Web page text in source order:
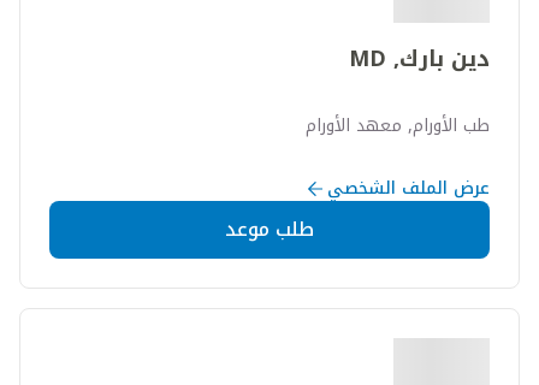
دين بارك, MD
طب الأورام, معهد الأورام
عرض الملف الشخصي
طلب موعد